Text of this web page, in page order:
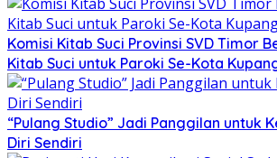
Komisi Kitab Suci Provinsi SVD Timor
Kitab Suci untuk Paroki Se-Kota
“Pulang Studio” Jadi Panggilan untuk
Diri Sendiri